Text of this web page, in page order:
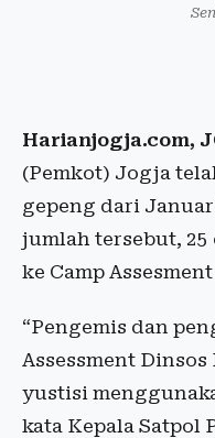
Harianjogja.com,
(Pemkot) Jogja
gepeng dari
jumlah tersebut,
ke Camp
“Pengemis dan
Assessment
yustisi
kata Kepala Satpol